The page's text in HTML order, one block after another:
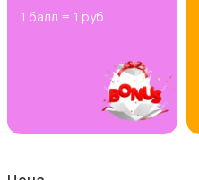
Умные часы и браслеты
1 балл = 1 руб